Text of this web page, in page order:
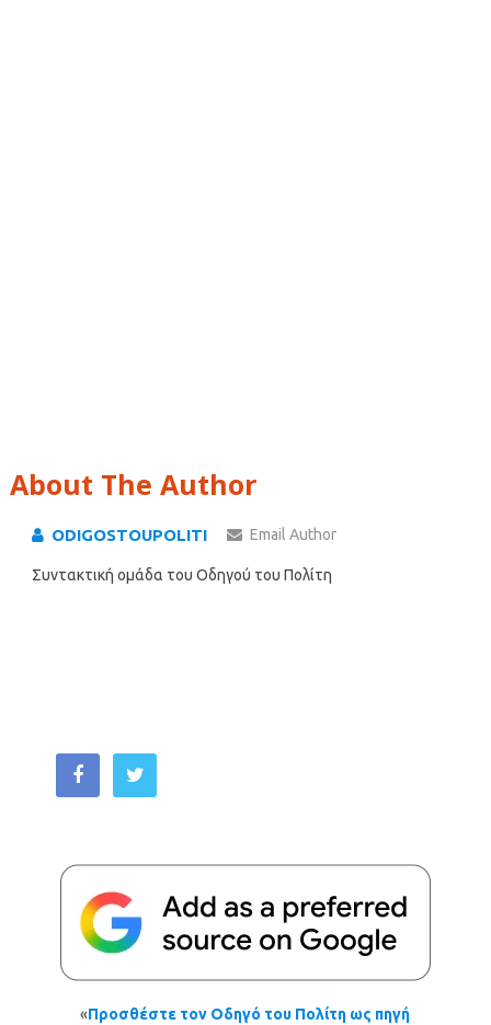
About The Author
ODIGOSTOUPOLITI Email Author
Συντακτική ομάδα του Οδηγού του Πολίτη
«Προσθέστε τον Οδηγό του Πολίτη ως πηγή